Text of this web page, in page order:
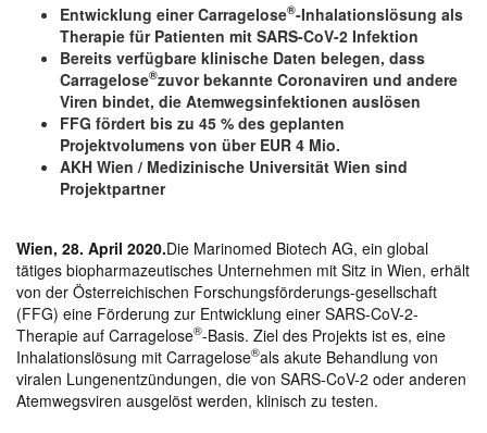
Entwicklung einer Carragelose®-Inhalationslösung als
Therapie für Patienten mit SARS-CoV-2 Infektion
Bereits verfügbare klinische Daten belegen, dass
Carragelose®zuvor bekannte Coronaviren und andere
Viren bindet, die Atemwegsinfektionen auslösen
FFG fördert bis zu 45 % des geplanten
Projektvolumens von über EUR 4 Mio.
AKH Wien / Medizinische Universität Wien sind
Projektpartner
Wien, 28. April 2020.Die Marinomed Biotech AG, ein global
tätiges biopharmazeutisches Unternehmen mit Sitz in Wien, erhält
von der Österreichischen Forschungsförderungs-gesellschaft
(FFG) eine Förderung zur Entwicklung einer SARS-CoV-2-
Therapie auf Carragelose®-Basis. Ziel des Projekts ist es, eine
Inhalationslösung mit Carragelose®als akute Behandlung von
viralen Lungenentzündungen, die von SARS-CoV-2 oder anderen
Atemwegsviren ausgelöst werden, klinisch zu testen.